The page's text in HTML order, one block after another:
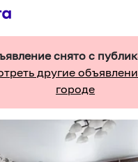
снято с
другие
городе